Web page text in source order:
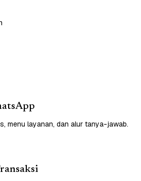
menu layanan, dan alur tanya-jawab.